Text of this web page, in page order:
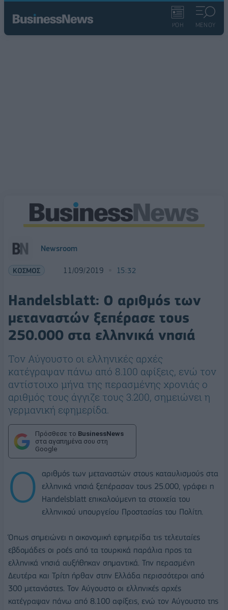
ΡΟΗ ΜΕΝΟΥ
Newsroom
ΚΟΣΜΟΣ 11/09/2019 15:32
Handelsblatt: Ο αριθμός των
μεταναστών ξεπέρασε τους
250.000 στα ελληνικά νησιά
Τον Αύγουστο οι ελληνικές αρχές
κατέγραψαν πάνω από 8.100 αφίξεις, ενώ τον
αντίστοιχο μήνα της περασμένης χρονιάς ο
αριθμός τους άγγιζε τους 3.200, σημειώνει η
γερμανική εφημερίδα.
Πρόσθεσε το BusinessNews
στα αγαπημένα σου στη
Google
Ο
αριθμός των μεταναστών στους καταυλισμούς στα
ελληνικά νησιά ξεπέρασαν τους 25.000, γράφει η
Handelsblatt επικαλούμενη τα στοιχεία του
ελληνικού υπουργείου Προστασίας του Πολίτη.
Όπως σημειώνει η οικονομική εφημερίδα τις τελευταίες
εβδομάδες οι ροές από τα τουρκικά παράλια προς τα
ελληνικά νησιά αυξήθηκαν σημαντικά. Την περασμένη
Δευτέρα και Τρίτη ήρθαν στην Ελλάδα περισσότεροι από
300 μετανάστες. Τον Αύγουστο οι ελληνικές αρχές
κατέγραψαν πάνω από 8.100 αφίξεις, ενώ τον Αύγουστο της